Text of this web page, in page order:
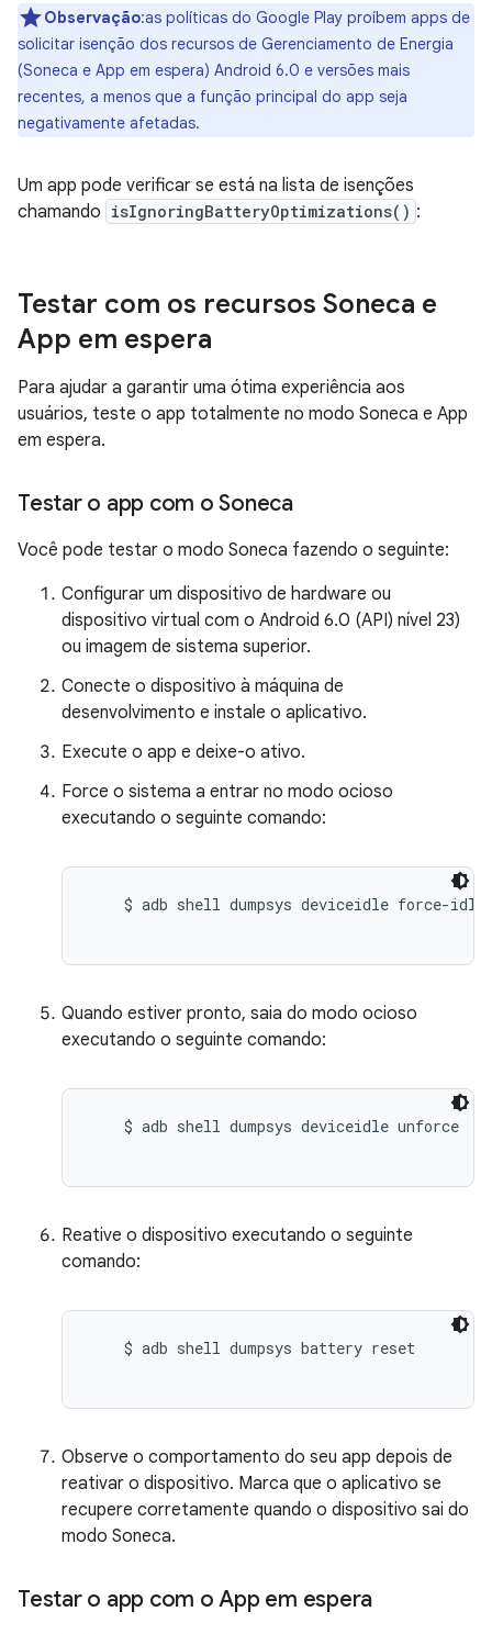
Observação:as políticas do Google Play proíbem apps de
solicitar isenção dos recursos de Gerenciamento de Energia
(Soneca e App em espera) Android 6.0 e versões mais
recentes, a menos que a função principal do app seja
negativamente afetadas.
Um app pode verificar se está na lista de isenções
chamando isIgnoringBatteryOptimizations() :
Testar com os recursos Soneca e
App em espera
Para ajudar a garantir uma ótima experiência aos
usuários, teste o app totalmente no modo Soneca e App
em espera.
Testar o app com o Soneca
Você pode testar o modo Soneca fazendo o seguinte:
Configurar um dispositivo de hardware ou
dispositivo virtual com o Android 6.0 (API) nível 23)
ou imagem de sistema superior.
Conecte o dispositivo à máquina de
desenvolvimento e instale o aplicativo.
Execute o app e deixe-o ativo.
Force o sistema a entrar no modo ocioso
executando o seguinte comando:
    $ adb shell dumpsys deviceidle force-idle
Quando estiver pronto, saia do modo ocioso
executando o seguinte comando:
    $ adb shell dumpsys deviceidle unforce
Reative o dispositivo executando o seguinte
comando:
    $ adb shell dumpsys battery reset
Observe o comportamento do seu app depois de
reativar o dispositivo. Marca que o aplicativo se
recupere corretamente quando o dispositivo sai do
modo Soneca.
Testar o app com o App em espera